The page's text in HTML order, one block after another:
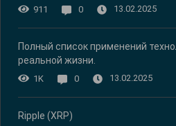
911 0 13.02.2025
Полный список применений
реальной жизни.
1K 0 13.02.2025
Ripple (XRP)